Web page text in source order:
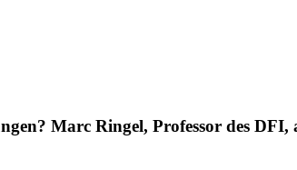
Marc Ringel, Professor des